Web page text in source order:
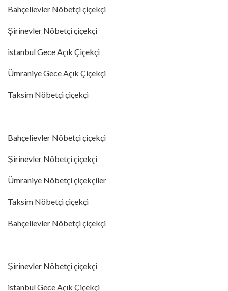
Bahçelievler Nöbetçi çiçekçi
Şirinevler Nöbetçi çiçekçi
istanbul Gece Açık Çiçekçi
Ümraniye Gece Açık Çiçekçi
Taksim Nöbetçi çiçekçi
Bahçelievler Nöbetçi çiçekçi
Şirinevler Nöbetçi çiçekçi
Ümraniye Nöbetçi çiçekçiler
Taksim Nöbetçi çiçekçi
Bahçelievler Nöbetçi çiçekçi
Şirinevler Nöbetçi çiçekçi
istanbul Gece Açık Çiçekçi